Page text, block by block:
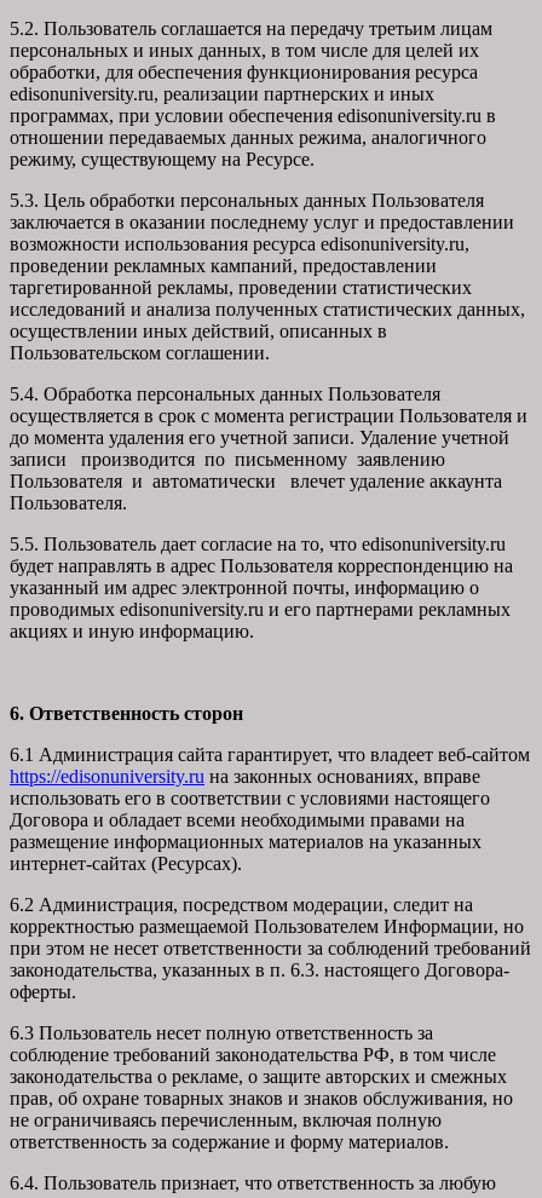
5.2. Пользователь соглашается на передачу третьим лицам
персональных и иных данных, в том числе для целей их
обработки, для обеспечения функционирования ресурса
edisonuniversity.ru, реализации партнерских и иных
программах, при условии обеспечения edisonuniversity.ru в
отношении передаваемых данных режима, аналогичного
режиму, существующему на Ресурсе.
5.3. Цель обработки персональных данных Пользователя
заключается в оказании последнему услуг и предоставлении
возможности использования ресурса edisonuniversity.ru,
проведении рекламных кампаний, предоставлении
таргетированной рекламы, проведении статистических
исследований и анализа полученных статистических данных,
осуществлении иных действий, описанных в
Пользовательском соглашении.
5.4. Обработка персональных данных Пользователя
осуществляется в срок с момента регистрации Пользователя и
до момента удаления его учетной записи. Удаление учетной
записи производится по письменному заявлению
Пользователя и автоматически влечет удаление аккаунта
Пользователя.
5.5. Пользователь дает согласие на то, что edisonuniversity.ru
будет направлять в адрес Пользователя корреспонденцию на
указанный им адрес электронной почты, информацию о
проводимых edisonuniversity.ru и его партнерами рекламных
акциях и иную информацию.
6. Ответственность сторон
6.1 Администрация сайта гарантирует, что владеет веб-сайтом
https://edisonuniversity.ru на законных основаниях, вправе
использовать его в соответствии с условиями настоящего
Договора и обладает всеми необходимыми правами на
размещение информационных материалов на указанных
интернет-сайтах (Ресурсах).
6.2 Администрация, посредством модерации, следит на
корректностью размещаемой Пользователем Информации, но
при этом не несет ответственности за соблюдений требований
законодательства, указанных в п. 6.3. настоящего Договора-
оферты.
6.3 Пользователь несет полную ответственность за
соблюдение требований законодательства РФ, в том числе
законодательства о рекламе, о защите авторских и смежных
прав, об охране товарных знаков и знаков обслуживания, но
не ограничиваясь перечисленным, включая полную
ответственность за содержание и форму материалов.
6.4. Пользователь признает, что ответственность за любую